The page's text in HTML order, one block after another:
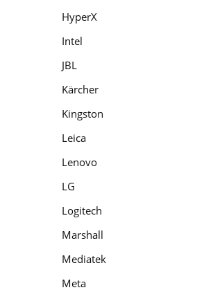
HyperX
Intel
JBL
Kärcher
Kingston
Leica
Lenovo
LG
Logitech
Marshall
Mediatek
Meta